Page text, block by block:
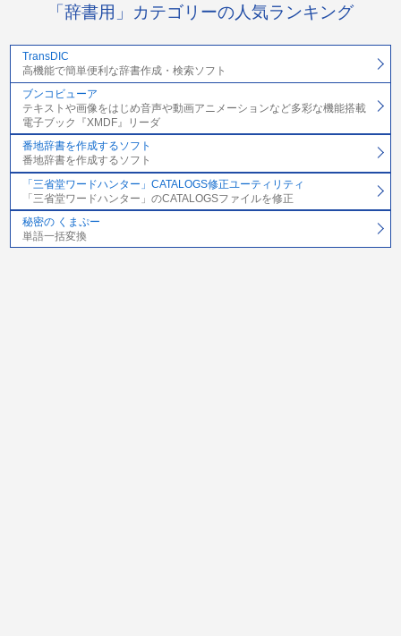
「辞書用」カテゴリーの人気ランキング
TransDIC
高機能で簡単便利な辞書作成・検索ソフト
ブンコビューア
テキストや画像をはじめ音声や動画アニメーションなど多彩な機能搭載
電子ブック『XMDF』リーダ
番地辞書を作成するソフト
番地辞書を作成するソフト
「三省堂ワードハンター」CATALOGS修正ユーティリティ
「三省堂ワードハンター」のCATALOGSファイルを修正
秘密の くまぷー
単語一括変換